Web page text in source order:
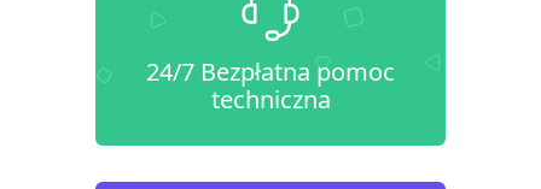
24/7 Bezpłatna pomoc
techniczna